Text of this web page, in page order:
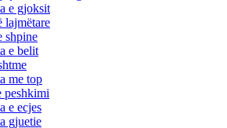
e gjoksit
lajmëtare
shpine
e belit
me top
peshkimi
e ecjes
gjuetie